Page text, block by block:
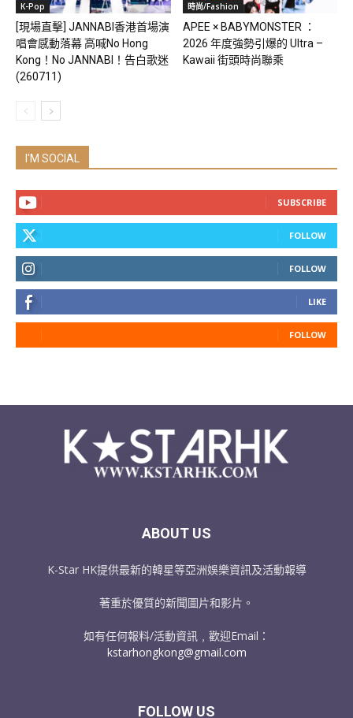
K-Pop
[現場直擊] JANNABI香港首場演
唱會感動落幕 高喊No Hong
Kong！No JANNABI！告白歌迷
(260711)
時尚/Fashion
APEE × BABYMONSTER ：
2026 年度強勢引爆的 Ultra –
Kawaii 街頭時尚聯乘
I'M SOCIAL
SUBSCRIBE
FOLLOW
FOLLOW
LIKE
FOLLOW
ABOUT US
K-Star HK提供最新的韓星等亞洲娛樂資訊及活動報導
著重於優質的新聞圖片和影片。
如有任何報料/活動資訊﹐歡迎Email：
kstarhongkong@gmail.com
FOLLOW US